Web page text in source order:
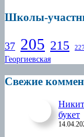
Школы-
37 205 215 227
Георгиевская
Свежие
букет